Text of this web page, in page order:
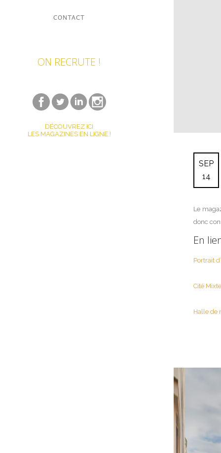
CONTACT
ON RECRUTE !
DÉCOUVREZ ICI
LES MAGAZINES EN LIGNE !
SEP
14
Le
donc
En
Portrait
Cité
Halle de